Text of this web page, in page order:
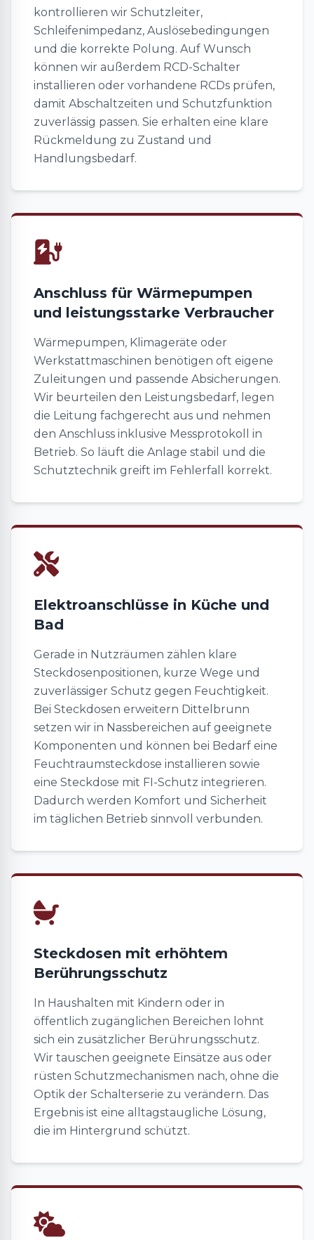
kontrollieren wir Schutzleiter,
Schleifenimpedanz, Auslösebedingungen
und die korrekte Polung. Auf Wunsch
können wir außerdem RCD-Schalter
installieren oder vorhandene RCDs prüfen,
damit Abschaltzeiten und Schutzfunktion
zuverlässig passen. Sie erhalten eine klare
Rückmeldung zu Zustand und
Handlungsbedarf.
Anschluss für Wärmepumpen
und leistungsstarke Verbraucher
Wärmepumpen, Klimageräte oder
Werkstattmaschinen benötigen oft eigene
Zuleitungen und passende Absicherungen.
Wir beurteilen den Leistungsbedarf, legen
die Leitung fachgerecht aus und nehmen
den Anschluss inklusive Messprotokoll in
Betrieb. So läuft die Anlage stabil und die
Schutztechnik greift im Fehlerfall korrekt.
Elektroanschlüsse in Küche und
Bad
Gerade in Nutzräumen zählen klare
Steckdosenpositionen, kurze Wege und
zuverlässiger Schutz gegen Feuchtigkeit.
Bei Steckdosen erweitern Dittelbrunn
setzen wir in Nassbereichen auf geeignete
Komponenten und können bei Bedarf eine
Feuchtraumsteckdose installieren sowie
eine Steckdose mit FI-Schutz integrieren.
Dadurch werden Komfort und Sicherheit
im täglichen Betrieb sinnvoll verbunden.
Steckdosen mit erhöhtem
Berührungsschutz
In Haushalten mit Kindern oder in
öffentlich zugänglichen Bereichen lohnt
sich ein zusätzlicher Berührungsschutz.
Wir tauschen geeignete Einsätze aus oder
rüsten Schutzmechanismen nach, ohne die
Optik der Schalterserie zu verändern. Das
Ergebnis ist eine alltagstaugliche Lösung,
die im Hintergrund schützt.